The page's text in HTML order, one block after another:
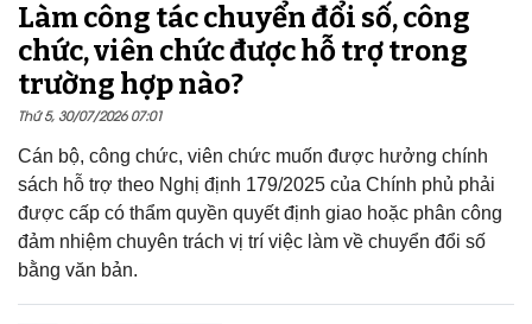
Làm công tác chuyển đổi số, công
chức, viên chức được hỗ trợ trong
trường hợp nào?
Thứ 5, 30/07/2026 07:01
Cán bộ, công chức, viên chức muốn được hưởng chính
sách hỗ trợ theo Nghị định 179/2025 của Chính phủ phải
được cấp có thẩm quyền quyết định giao hoặc phân công
đảm nhiệm chuyên trách vị trí việc làm về chuyển đổi số
bằng văn bản.